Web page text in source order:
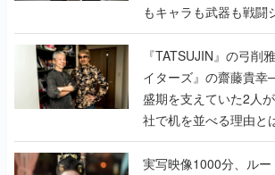
もキャラも武器も戦闘
で作り込まれた理由を
く
『TATSUJIN』の弓削
イターズ』の齋藤貴
盛期を支えていた2人
社で机を並べる理由と
『TATSUJIN
んだレジェンド2人に
実写映像1000分、ル